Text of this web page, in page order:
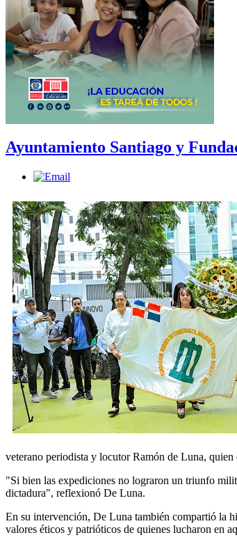
Ayuntamiento Santiago y
veterano periodista y locutor Ramón de Luna,
"Si bien las expediciones no lograron un triunfo
dictadura", reflexionó De Luna.
En su intervención, De Luna también compartió la
valores éticos y patrióticos de quienes lucharon en